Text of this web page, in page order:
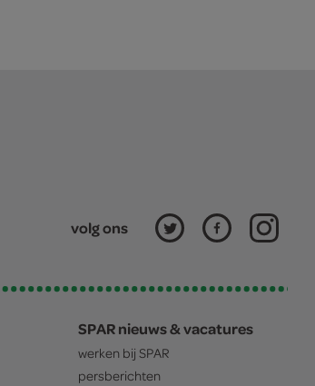
volg ons
SPAR nieuws & vacatures
werken bij SPAR
persberichten